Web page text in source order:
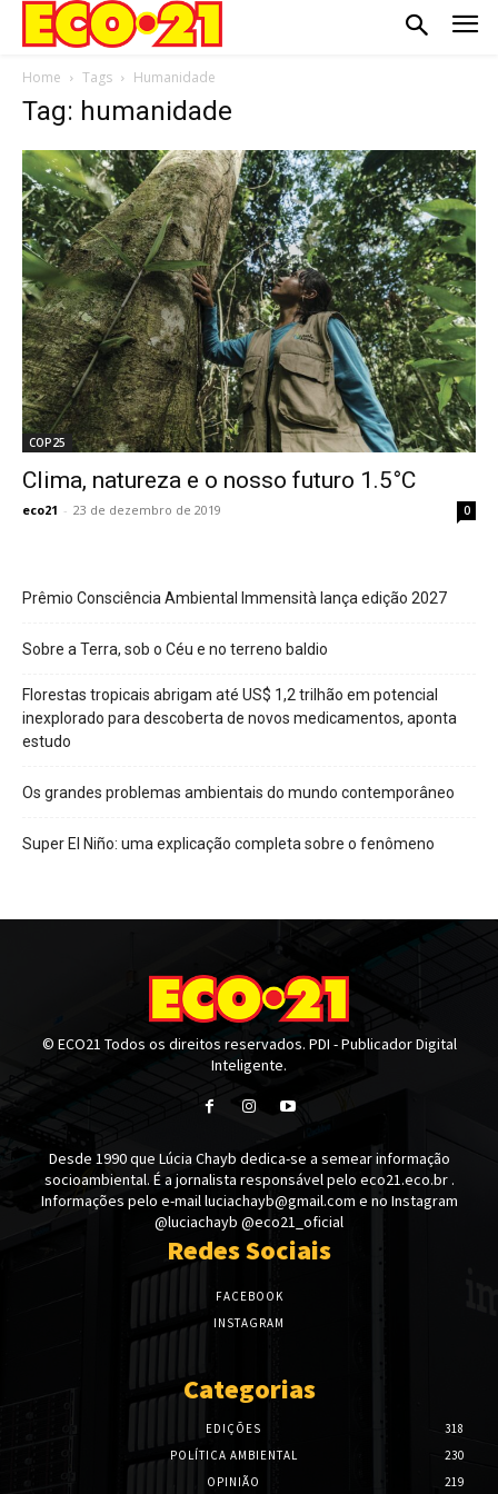
Home Tags Humanidade
Tag: humanidade
COP25
Clima, natureza e o nosso futuro 1.5°C
eco21 - 23 de dezembro de 2019 0
Prêmio Consciência Ambiental Immensità lança edição 2027
Sobre a Terra, sob o Céu e no terreno baldio
Florestas tropicais abrigam até US$ 1,2 trilhão em potencial
inexplorado para descoberta de novos medicamentos, aponta
estudo
Os grandes problemas ambientais do mundo contemporâneo
Super El Niño: uma explicação completa sobre o fenômeno
© ECO21 Todos os direitos reservados. PDI - Publicador Digital
Inteligente.
Desde 1990 que Lúcia Chayb dedica-se a semear informação
socioambiental. É a jornalista responsável pelo eco21.eco.br .
Informações pelo e-mail luciachayb@gmail.com e no Instagram
@luciachayb @eco21_oficial
Redes Sociais
FACEBOOK
INSTAGRAM
Categorias
EDIÇÕES
318
POLÍTICA AMBIENTAL
230
OPINIÃO
219